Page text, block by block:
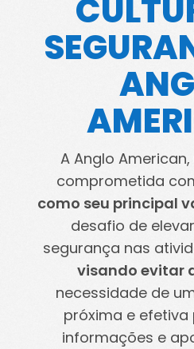
A Anglo
comprometida
como seu principal
desafio de
segurança nas
visando evitar
necessidade de
próxima e
informações e